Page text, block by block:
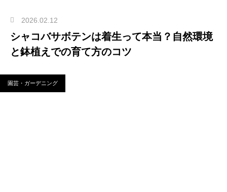
2026.02.12
シャコバサボテンは着生って本当？自然環境
と鉢植えでの育て方のコツ
園芸・ガーデニング